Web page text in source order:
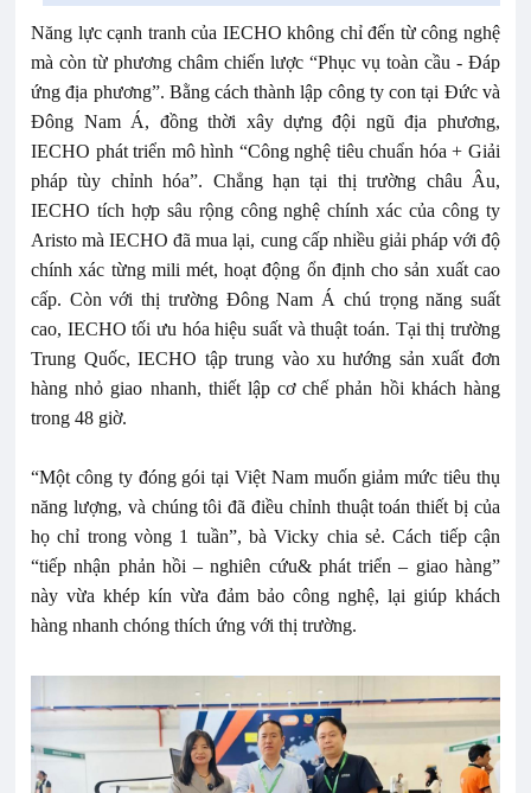
Năng lực cạnh tranh của IECHO không chỉ đến từ công nghệ
mà còn từ phương châm chiến lược “Phục vụ toàn cầu - Đáp
ứng địa phương”. Bằng cách thành lập công ty con tại Đức và
Đông Nam Á, đồng thời xây dựng đội ngũ địa phương,
IECHO phát triển mô hình “Công nghệ tiêu chuẩn hóa + Giải
pháp tùy chỉnh hóa”. Chẳng hạn tại thị trường châu Âu,
IECHO tích hợp sâu rộng công nghệ chính xác của công ty
Aristo mà IECHO đã mua lại, cung cấp nhiều giải pháp với độ
chính xác từng mili mét, hoạt động ổn định cho sản xuất cao
cấp. Còn với thị trường Đông Nam Á chú trọng năng suất
cao, IECHO tối ưu hóa hiệu suất và thuật toán. Tại thị trường
Trung Quốc, IECHO tập trung vào xu hướng sản xuất đơn
hàng nhỏ giao nhanh, thiết lập cơ chế phản hồi khách hàng
trong 48 giờ.
“Một công ty đóng gói tại Việt Nam muốn giảm mức tiêu thụ
năng lượng, và chúng tôi đã điều chỉnh thuật toán thiết bị của
họ chỉ trong vòng 1 tuần”, bà Vicky chia sẻ. Cách tiếp cận
“tiếp nhận phản hồi – nghiên cứu& phát triển – giao hàng”
này vừa khép kín vừa đảm bảo công nghệ, lại giúp khách
hàng nhanh chóng thích ứng với thị trường.